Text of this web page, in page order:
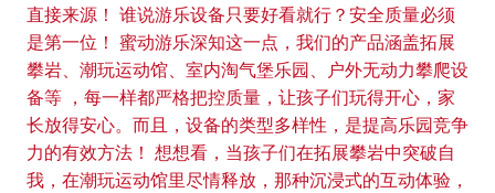
直接来源！ 谁说游乐设备只要好看就行？安全质量必须
是第一位！ 蜜动游乐深知这一点，我们的产品涵盖拓展
攀岩、潮玩运动馆、室内淘气堡乐园、户外无动力攀爬设
备等 ，每一样都严格把控质量，让孩子们玩得开心，家
长放得安心。而且，设备的类型多样性，是提高乐园竞争
力的有效方法！ 想想看，当孩子们在拓展攀岩中突破自
我，在潮玩运动馆里尽情释放，那种沉浸式的互动体验，